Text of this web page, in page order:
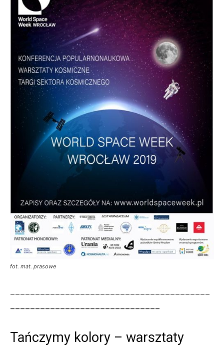
fot. mat. prasowe
Tańczymy kolory – warsztaty